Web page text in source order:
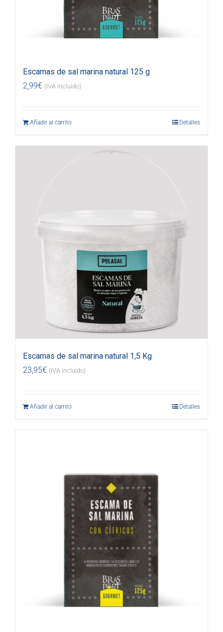
Escamas de sal marina natural 125 g
2,99€ (IVA incluido)
Añadir al carrito Detalles
Escamas de sal marina natural 1,5 Kg
23,95€ (IVA incluido)
Añadir al carrito Detalles